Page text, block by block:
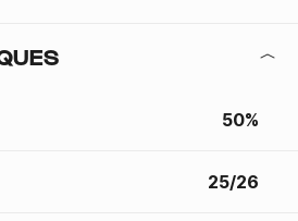
50%
25/26